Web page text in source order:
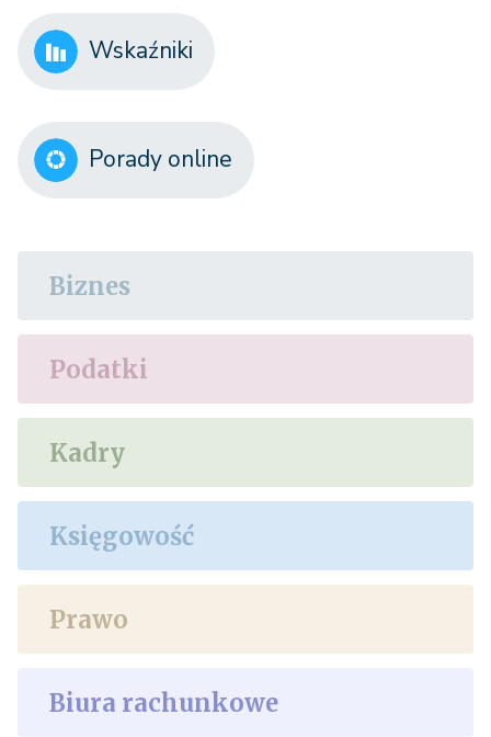
Wskaźniki
Porady online
Biznes
Podatki
Kadry
Księgowość
Prawo
Biura rachunkowe